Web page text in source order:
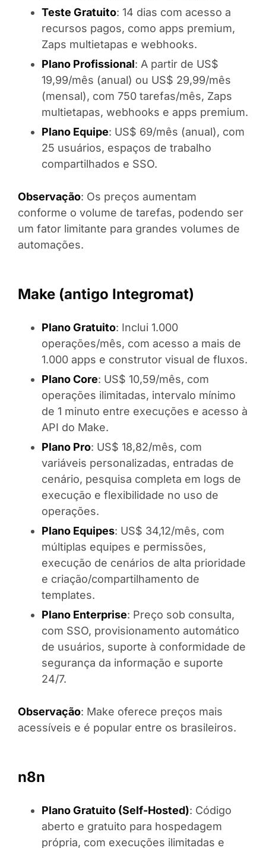
Teste Gratuito: 14 dias com acesso a
recursos pagos, como apps premium,
Zaps multietapas e webhooks.
Plano Profissional: A partir de US$
19,99/mês (anual) ou US$ 29,99/mês
(mensal), com 750 tarefas/mês, Zaps
multietapas, webhooks e apps premium.
Plano Equipe: US$ 69/mês (anual), com
25 usuários, espaços de trabalho
compartilhados e SSO.
Observação: Os preços aumentam
conforme o volume de tarefas, podendo ser
um fator limitante para grandes volumes de
automações.
Make (antigo Integromat)
Plano Gratuito: Inclui 1.000
operações/mês, com acesso a mais de
1.000 apps e construtor visual de fluxos.
Plano Core: US$ 10,59/mês, com
operações ilimitadas, intervalo mínimo
de 1 minuto entre execuções e acesso à
API do Make.
Plano Pro: US$ 18,82/mês, com
variáveis personalizadas, entradas de
cenário, pesquisa completa em logs de
execução e flexibilidade no uso de
operações.
Plano Equipes: US$ 34,12/mês, com
múltiplas equipes e permissões,
execução de cenários de alta prioridade
e criação/compartilhamento de
templates.
Plano Enterprise: Preço sob consulta,
com SSO, provisionamento automático
de usuários, suporte à conformidade de
segurança da informação e suporte
24/7.​
Observação: Make oferece preços mais
acessíveis e é popular entre os brasileiros.
n8n
Plano Gratuito (Self-Hosted): Código
aberto e gratuito para hospedagem
própria, com execuções ilimitadas e